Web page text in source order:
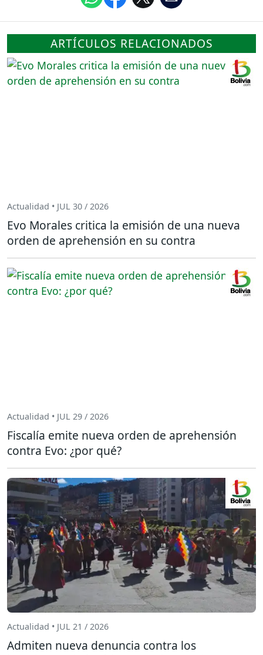
ARTÍCULOS RELACIONADOS
Actualidad • JUL 30 / 2026
Evo Morales critica la emisión de una nueva
orden de aprehensión en su contra
Actualidad • JUL 29 / 2026
Fiscalía emite nueva orden de aprehensión
contra Evo: ¿por qué?
Actualidad • JUL 21 / 2026
Admiten nueva denuncia contra los